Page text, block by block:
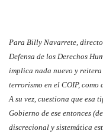
Para Billy Navarrete,
Defensa de los Derechos
implica nada nuevo y
terrorismo en el COIP, como
A su vez, cuestiona que esa
Gobierno de ese entonces
discrecional y sistemática